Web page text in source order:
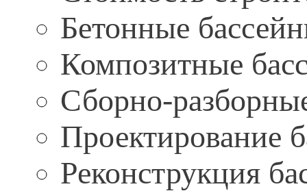
Бетонные
Композитные
Сборно-
Проектирование
Реконструкция